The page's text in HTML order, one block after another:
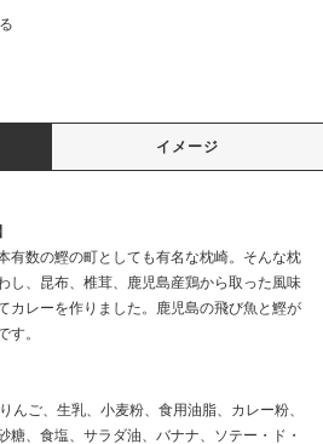
イメージ
有数の鰹の町としても有名な枕崎。そんな枕
し、昆布、椎茸、鹿児島産鶏から取った風味
カレーを作りました。鹿児島の飛び魚と鰹が
す。
ご、生乳、小麦粉、食用油脂、カレー粉、
糖、食塩、サラダ油、バナナ、ソテー・ド・